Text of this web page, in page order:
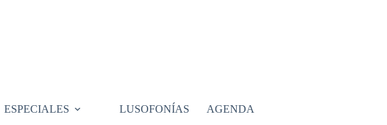
ESPECIALES LUSOFONÍAS AGENDA